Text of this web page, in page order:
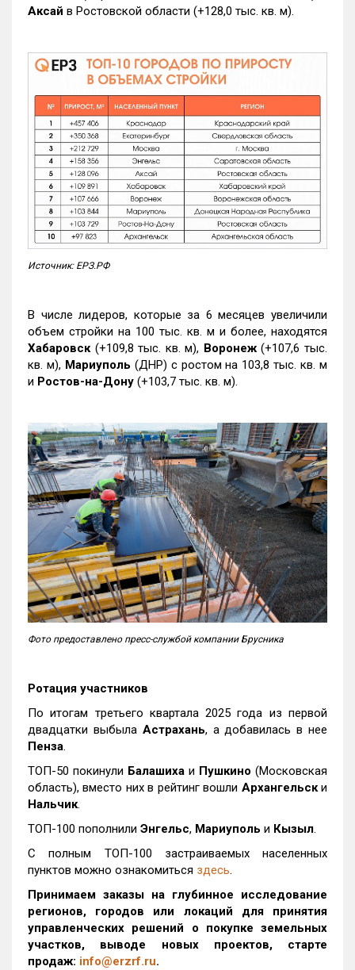
Аксай в Ростовской области (+128,0 тыс. кв. м).
Источник: ЕРЗ.РФ
В числе лидеров, которые за 6 месяцев увеличили
объем стройки на 100 тыс. кв. м и более, находятся
Хабаровск (+109,8 тыс. кв. м), Воронеж(+107,6 тыс.
кв. м), Мариуполь (ДНР) с ростом на 103,8 тыс. кв. м
и Ростов-на-Дону (+103,7 тыс. кв. м).
Фото предоставлено пресс-службой компании Брусника
Ротация участников
По итогам третьего квартала 2025 года из первой
двадцатки выбыла Астрахань, а добавилась в нее
Пенза.
ТОП-50 покинули Балашиха и Пушкино (Московская
область), вместо них в рейтинг вошли Архангельски
Нальчик.
ТОП-100 пополнили Энгельс, Мариуполь и Кызыл.
С полным ТОП-100 застраиваемых населенных
пунктов можно ознакомиться здесь.
Принимаем заказы на глубинное исследование
регионов, городов или локаций для принятия
управленческих решений о покупке земельных
участков, выводе новых проектов, старте
продаж: info@erzrf.ru.